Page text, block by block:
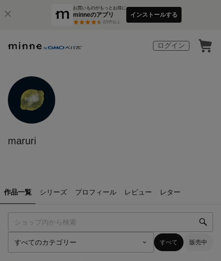
お買いものがもっとお得に
minneのアプリ
3万件以上
インストールする
ログイン
maruri
作品一覧 シリーズ プロフィール レビュー レター
すべて 販売中